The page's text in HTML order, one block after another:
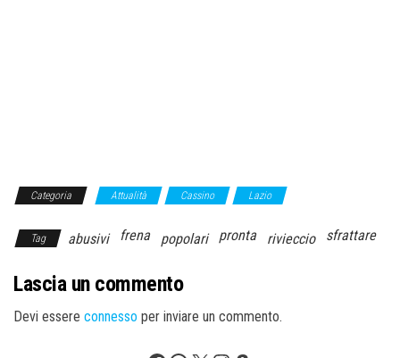
Categoria Attualità Cassino Lazio
Tag abusivi frena popolari pronta rivieccio sfrattare
Lascia un commento
Devi essere connesso per inviare un commento.